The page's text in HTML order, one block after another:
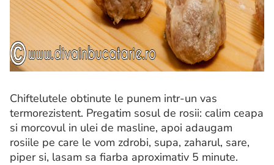
Chiftelutele obtinute le punem intr-un vas
termorezistent. Pregatim sosul de rosii: calim ceapa
si morcovul in ulei de masline, apoi adaugam
rosiile pe care le vom zdrobi, supa, zaharul, sare,
piper si, lasam sa fiarba aproximativ 5 minute.